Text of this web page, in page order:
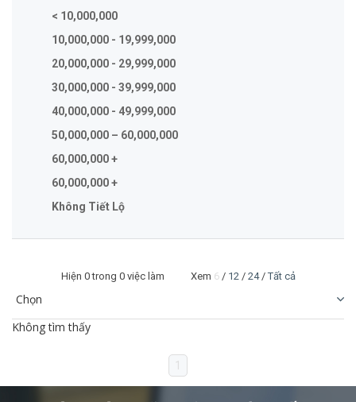
< 10,000,000
10,000,000 - 19,999,000
20,000,000 - 29,999,000
30,000,000 - 39,999,000
40,000,000 - 49,999,000
50,000,000 – 60,000,000
60,000,000 +
60,000,000 +
Không Tiết Lộ
Hiện 0trong 0 việc làm Xem 6/ 12 / 24/Tất cả
Không tìm thấy
1